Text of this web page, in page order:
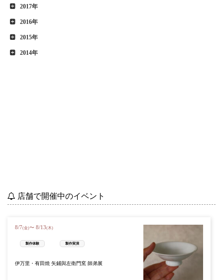
2017年
2016年
2015年
2014年
店舗で開催中のイベント
8/7(金)〜 8/13(木)
製作体験 製作実演
伊万里・有田焼 矢鋪與左衛門窯 師弟展